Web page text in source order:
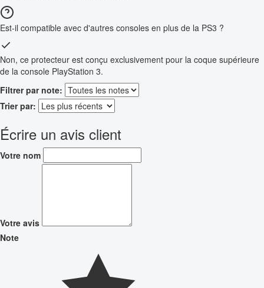
Est-il compatible avec d'autres consoles en plus de la PS3 ?
Non, ce protecteur est conçu exclusivement pour la coque supérieure
de la console PlayStation 3.
Filtrer par note:
Trier par:
Écrire un avis client
Votre nom
Votre avis
Note